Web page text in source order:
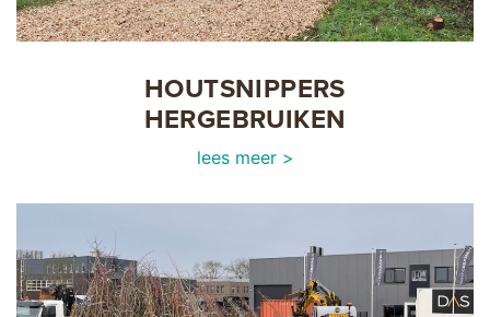
HOUTSNIPPERS
HERGEBRUIKEN
lees meer >